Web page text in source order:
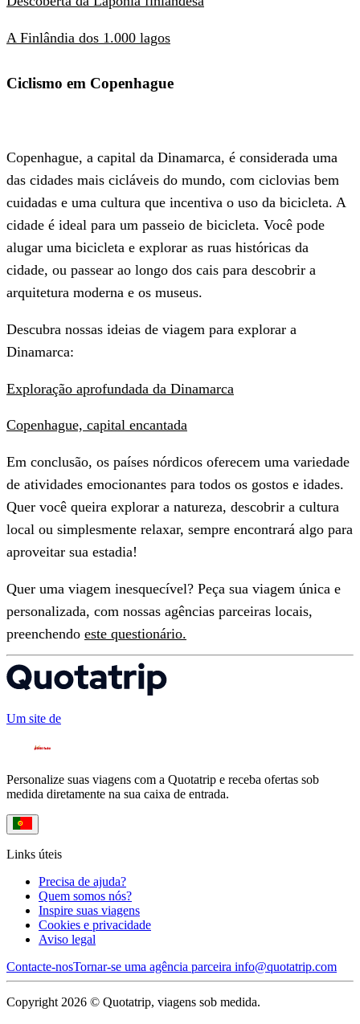
A Finlândia dos 1.000 lagos
Ciclismo em Copenhague
Copenhague, a capital da Dinamarca, é considerada uma
das cidades mais cicláveis do mundo, com ciclovias bem
cuidadas e uma cultura que incentiva o uso da bicicleta. A
cidade é ideal para um passeio de bicicleta. Você pode
alugar uma bicicleta e explorar as ruas históricas da
cidade, ou passear ao longo dos cais para descobrir a
arquitetura moderna e os museus.
Descubra nossas ideias de viagem para explorar a
Dinamarca:
Exploração aprofundada da Dinamarca
Copenhague, capital encantada
Em conclusão, os países nórdicos oferecem uma variedade
de atividades emocionantes para todos os gostos e idades.
Quer você queira explorar a natureza, descobrir a cultura
local ou simplesmente relaxar, sempre encontrará algo para
aproveitar sua estadia!
Quer uma viagem inesquecível? Peça sua viagem única e
personalizada, com nossas agências parceiras locais,
preenchendo este questionário.
Um site de
Personalize suas viagens com a Quotatrip e receba ofertas sob
medida diretamente na sua caixa de entrada.
Links úteis
Precisa de ajuda?
Quem somos nós?
Inspire suas viagens
Cookies e privacidade
Aviso legal
Contacte-nosTornar-se uma agência parceira info@quotatrip.com
Copyright 2026 © Quotatrip, viagens sob medida.